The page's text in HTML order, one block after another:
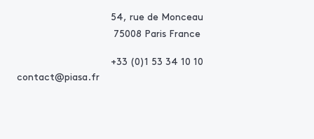
54, rue de Monceau
75008 Paris France
+33 (0)1 53 34 10 10
contact@piasa.fr